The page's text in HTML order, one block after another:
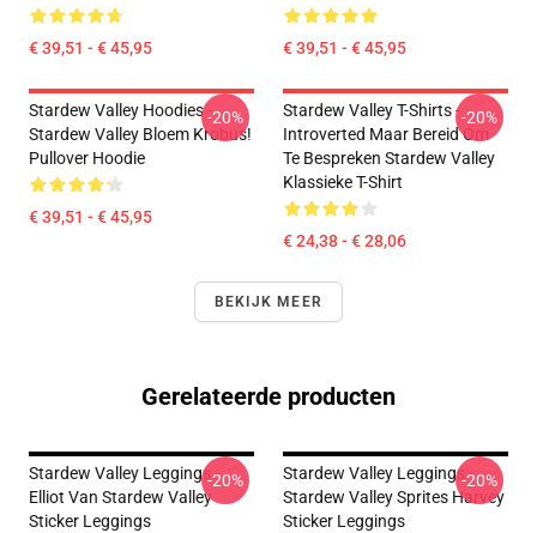
€ 39,51 - € 45,95 € 39,51 - € 45,95
Stardew Valley Hoodies -
Stardew Valley Bloem Krobus!
Pullover Hoodie
€ 39,51 - € 45,95
-20%
Stardew Valley T-Shirts -
Introverted Maar Bereid Om
Te Bespreken Stardew Valley
Klassieke T-Shirt
€ 24,38 - € 28,06
-20%
BEKIJK MEER
Gerelateerde producten
Stardew Valley Leggings -
Elliot Van Stardew Valley
Sticker Leggings
-20%
Stardew Valley Leggings -
Stardew Valley Sprites Harvey
Sticker Leggings
-20%